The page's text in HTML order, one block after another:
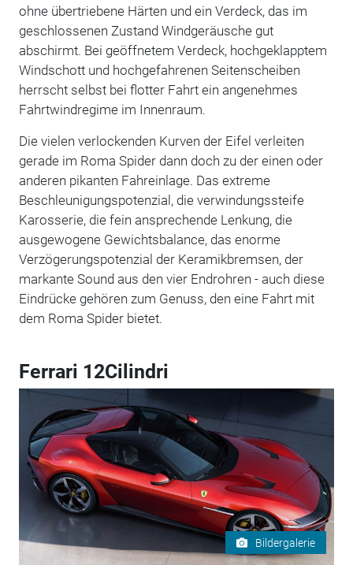
ohne übertriebene Härten und ein Verdeck, das im
geschlossenen Zustand Windgeräusche gut
abschirmt. Bei geöffnetem Verdeck, hochgeklapptem
Windschott und hochgefahrenen Seitenscheiben
herrscht selbst bei flotter Fahrt ein angenehmes
Fahrtwindregime im Innenraum.
Die vielen verlockenden Kurven der Eifel verleiten
gerade im Roma Spider dann doch zu der einen oder
anderen pikanten Fahreinlage. Das extreme
Beschleunigungspotenzial, die verwindungssteife
Karosserie, die fein ansprechende Lenkung, die
ausgewogene Gewichtsbalance, das enorme
Verzögerungspotenzial der Keramikbremsen, der
markante Sound aus den vier Endrohren - auch diese
Eindrücke gehören zum Genuss, den eine Fahrt mit
dem Roma Spider bietet.
Ferrari 12Cilindri
Bildergalerie